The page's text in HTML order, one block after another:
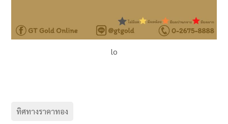
lo
ทิศทางราคาทอง